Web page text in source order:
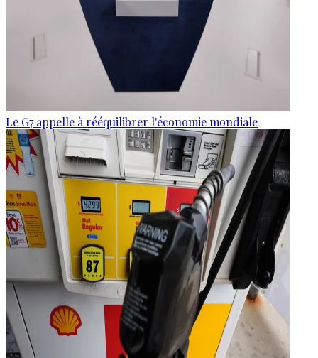
Le G7 appelle à rééquilibrer l'économie mondiale